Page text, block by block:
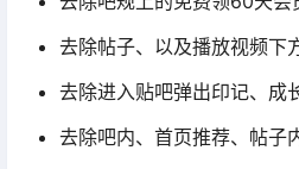
去除帖子、以及播放视频下
去除进入贴吧弹出印记、成
去除吧内、首页推荐、帖子